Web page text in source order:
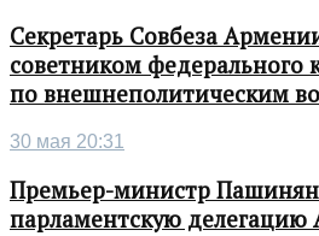
Секретарь Совбеза
советником федерального
по внешнеполитическим
30 мая 20:31
Премьер-министр
парламентскую делегацию